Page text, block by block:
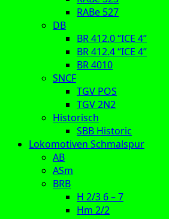
RABe 527
DB
BR 412.0 “ICE 4”
BR 412.4 “ICE 4”
BR 4010
SNCF
TGV POS
TGV 2N2
Historisch
SBB Historic
Lokomotiven Schmalspur
AB
ASm
BRB
H 2/3 6 – 7
Hm 2/2